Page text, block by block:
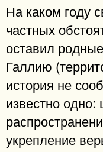
На каком году
частных
оставил
Галлию
история не
известно
укрепление